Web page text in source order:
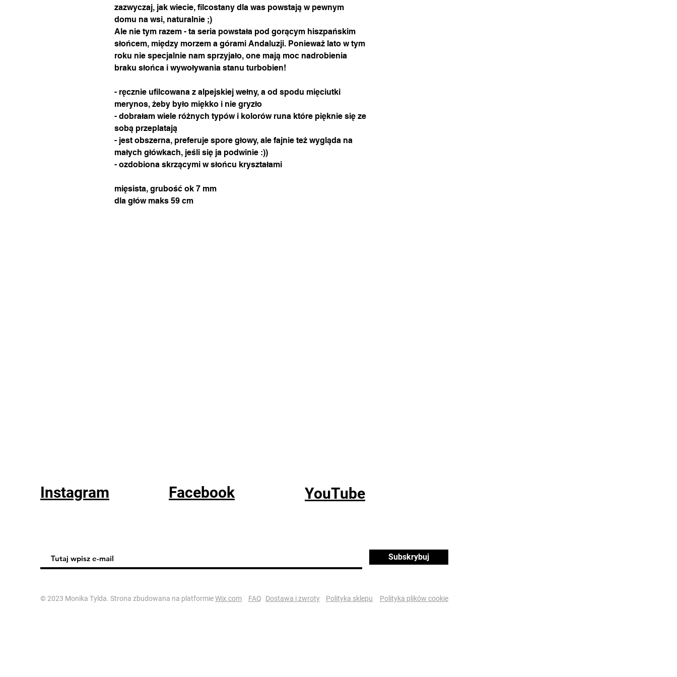
zazwyczaj, jak wiecie, filcostany dla was powstają w pewnym
domu na wsi, naturalnie ;)
Ale nie tym razem - ta seria powstała pod gorącym hiszpańskim
słońcem, między morzem a górami Andaluzji. Ponieważ lato w tym
roku nie specjalnie nam sprzyjało, one mają moc nadrobienia
braku słońca i wywoływania stanu turbobien!
- ręcznie ufilcowana z alpejskiej wełny, a od spodu mięciutki
merynos, żeby było miękko i nie gryzło
- dobrałam wiele różnych typów i kolorów runa które pięknie się ze
sobą przeplatają
- jest obszerna, preferuje spore głowy, ale fajnie też wygląda na
małych główkach, jeśli się ja podwinie :))
- ozdobiona skrzącymi w słońcu kryształami
mięsista, grubość ok 7 mm
dla głów maks 59 cm
Instagram Facebook YouTube
Subskrybuj
© 2023 Monika Tylda. Strona zbudowana na platformieWix.com FAQ Dostawa i zwroty Polityka sklepu Polityka plików cookie